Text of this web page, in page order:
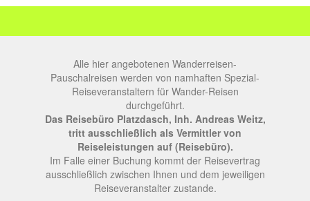
Alle hier angebotenen Wanderreisen-
Pauschalreisen werden von namhaften Spezial-
Reiseveranstaltern für Wander-Reisen
durchgeführt.
Das Reisebüro Platzdasch, Inh. Andreas Weitz,
tritt ausschließlich als Vermittler von
Reiseleistungen auf (Reisebüro).
Im Falle einer Buchung kommt der Reisevertrag
ausschließlich zwischen Ihnen und dem jeweiligen
Reiseveranstalter zustande.